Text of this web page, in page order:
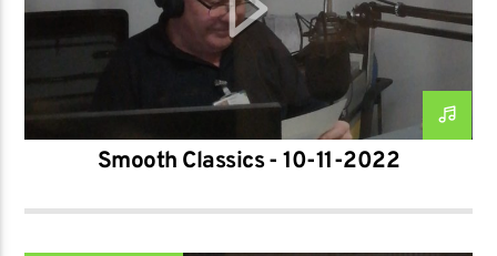
Smooth Classics - 10-11-2022